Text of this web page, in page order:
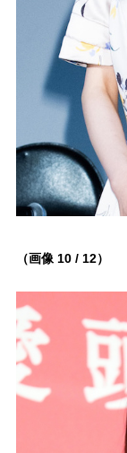
（画像 10 / 12）